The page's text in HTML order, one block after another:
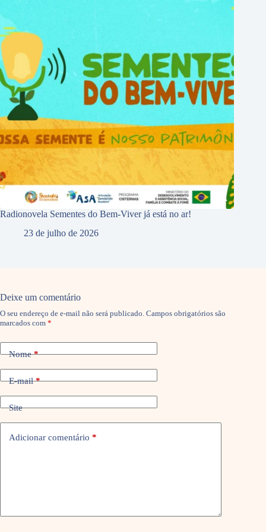
Radionovela Sementes do Bem-Viver já está no ar!
23 de julho de 2026
Deixe um comentário
O seu endereço de e-mail não será publicado. Campos obrigatórios são
marcados com *
Nome*
E-mail*
Site
Adicionar comentário *